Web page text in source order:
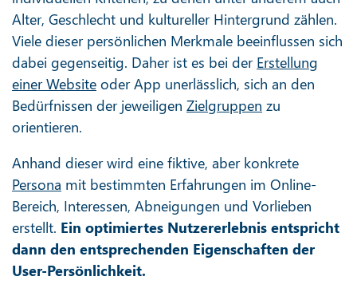
Alter, Geschlecht und kultureller Hintergrund zählen.
Viele dieser persönlichen Merkmale beeinflussen sich
dabei gegenseitig. Daher ist es bei der Erstellung
einer Website oder App unerlässlich, sich an den
Bedürfnissen der jeweiligen Zielgruppen zu
orientieren.
Anhand dieser wird eine fiktive, aber konkrete
Persona mit bestimmten Erfahrungen im Online-
Bereich, Interessen, Abneigungen und Vorlieben
erstellt. Ein optimiertes Nutzererlebnis entspricht
dann den entsprechenden Eigenschaften der
User-Persönlichkeit.